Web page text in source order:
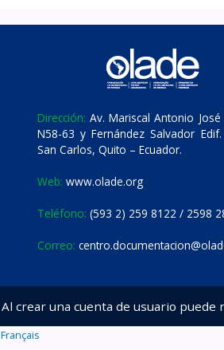
Dirección: Av. Mariscal Antonio José
N58-63 y Fernández Salvador
San Carlos, Quito – Ecuador.
Web: www.olade.org
Teléfono: (593 2) 259 8122 / 2598
Correo:
Al crear una cuenta de usuario
Français